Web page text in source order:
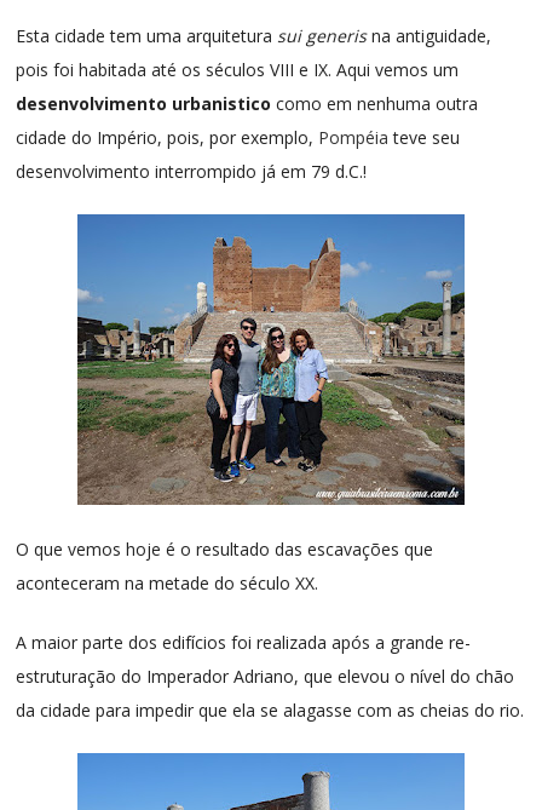
Esta cidade tem uma arquitetura sui generisna antiguidade,
pois foi habitada até os séculos VIII e IX. Aqui vemos um
desenvolvimento urbanistico como em nenhuma outra
cidade do Império, pois, por exemplo, Pompéia teve seu
desenvolvimento interrompido já em 79 d.C.!
O que vemos hoje é o resultado das escavações que
aconteceram na metade do século XX.
A maior parte dos edifícios foi realizada após a grande re-
estruturação do Imperador Adriano, que elevou o nível do chão
da cidade para impedir que ela se alagasse com as cheias do rio.